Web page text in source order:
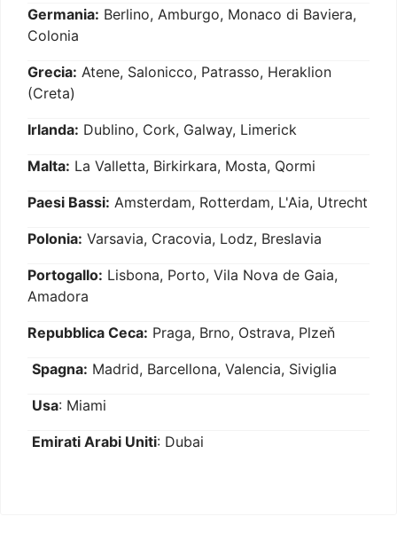
Germania: Berlino, Amburgo, Monaco di Baviera,
Colonia
Grecia: Atene, Salonicco, Patrasso, Heraklion
(Creta)
Irlanda: Dublino, Cork, Galway, Limerick
Malta: La Valletta, Birkirkara, Mosta, Qormi
Paesi Bassi: Amsterdam, Rotterdam, L'Aia, Utrecht
Polonia: Varsavia, Cracovia, Lodz, Breslavia
Portogallo: Lisbona, Porto, Vila Nova de Gaia,
Amadora
Repubblica Ceca: Praga, Brno, Ostrava, Plzeň
Spagna: Madrid, Barcellona, Valencia, Siviglia
Usa: Miami
Emirati Arabi Uniti: Dubai